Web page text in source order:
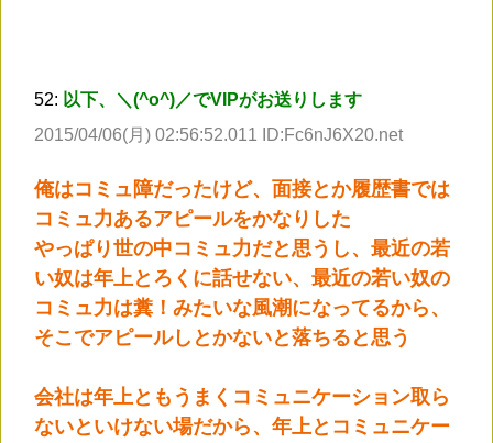
52: 以下、＼(^o^)／でVIPがお送りします
2015/04/06(月) 02:56:52.011 ID:Fc6nJ6X20.net
俺はコミュ障だったけど、面接とか履歴書では
コミュ力あるアピールをかなりした
やっぱり世の中コミュ力だと思うし、最近の若
い奴は年上とろくに話せない、最近の若い奴の
コミュ力は糞！みたいな風潮になってるから、
そこでアピールしとかないと落ちると思う
会社は年上ともうまくコミュニケーション取ら
ないといけない場だから、年上とコミュニケー